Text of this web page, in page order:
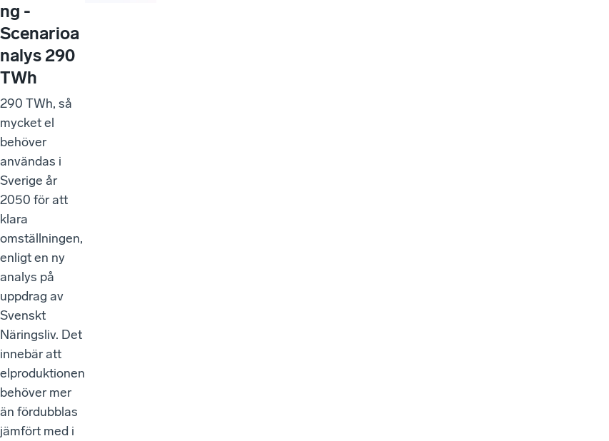
ng -
Scenarioa
nalys 290
TWh
290 TWh, så
mycket el
behöver
användas i
Sverige år
2050 för att
klara
omställningen,
enligt en ny
analys på
uppdrag av
Svenskt
Näringsliv. Det
innebär att
elproduktionen
behöver mer
än fördubblas
jämfört med i